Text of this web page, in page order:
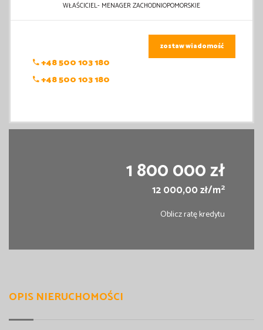
WŁAŚCICIEL- MENAGER ZACHODNIOPOMORSKIE
+48 500 103 180
+48 500 103 180
zostaw wiadomość
1 800 000 zł
12 000,00 zł/m2
Oblicz ratę kredytu
OPIS NIERUCHOMOŚCI